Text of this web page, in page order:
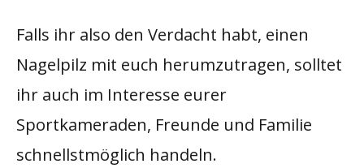
Falls ihr also den Verdacht habt, einen
Nagelpilz mit euch herumzutragen, solltet
ihr auch im Interesse eurer
Sportkameraden, Freunde und Familie
schnellstmöglich handeln.